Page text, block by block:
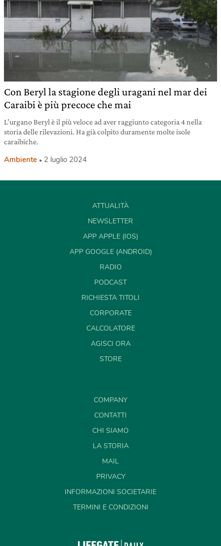
Con Beryl la stagione degli uragani nel mar dei
Caraibi è più precoce che mai
L’urgano Beryl è il più veloce ad aver raggiunto categoria 4 nella
storia delle rilevazioni. Ha già colpito duramente molte isole
caraibiche.
Ambiente 2 luglio 2024
ATTUALITÀ
NEWSLETTER
APP APPLE (IOS)
APP GOOGLE (ANDROID)
RADIO
PODCAST
RICHIESTA TITOLI
CORPORATE
CALCOLATORE
AGISCI ORA
STORE
COMPANY
CONTATTI
CHI SIAMO
LA STORIA
MAIL
PRIVACY
INFORMAZIONI SOCIETARIE
TERMINI E CONDIZIONI